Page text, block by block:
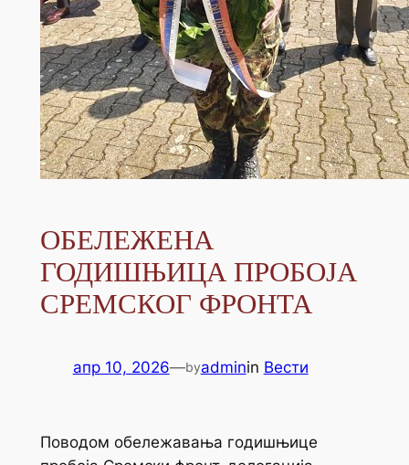
ОБЕЛЕЖЕНА
ГОДИШЊИЦА ПРОБОЈА
СРЕМСКОГ ФРОНТА
апр 10, 2026—byadminin Вести
Поводом обележавања годишњице